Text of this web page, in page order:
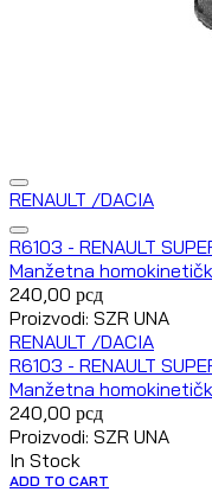
RENAULT /DACIA
R6103 - RENAULT
Manžetna
240,00 рсд
Proizvodi: SZR UNA
RENAULT /DACIA
R6103 - RENAULT
Manžetna
240,00 рсд
Proizvodi: SZR UNA
In Stock
ADD TO CART